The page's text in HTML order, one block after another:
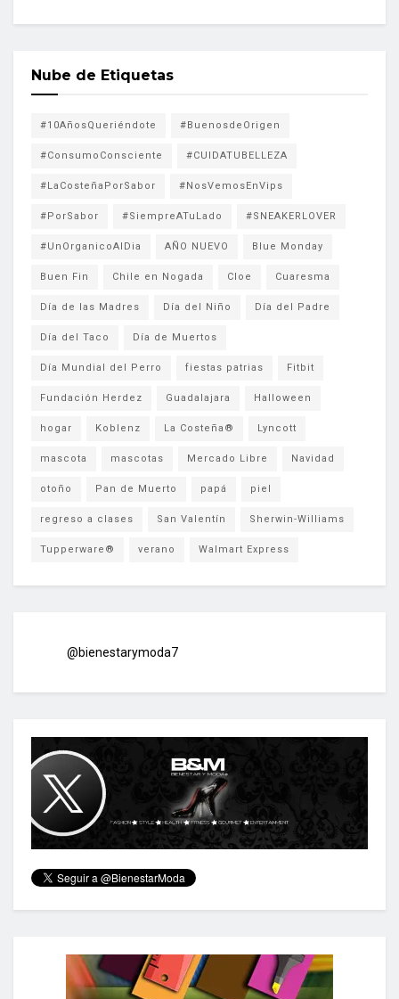
Nube de Etiquetas
#10AñosQueriéndote #BuenosdeOrigen
#ConsumoConsciente #CUIDATUBELLEZA
#LaCosteñaPorSabor #NosVemosEnVips
#PorSabor #SiempreATuLado #SNEAKERLOVER
#UnOrganicoAlDia AÑO NUEVO Blue Monday
Buen Fin Chile en Nogada Cloe Cuaresma
Día de las Madres Día del Niño Día del Padre
Día del Taco Día de Muertos
Día Mundial del Perro fiestas patrias Fitbit
Fundación Herdez Guadalajara Halloween
hogar Koblenz La Costeña® Lyncott
mascota mascotas Mercado Libre Navidad
otoño Pan de Muerto papá piel
regreso a clases San Valentín Sherwin-Williams
Tupperware® verano Walmart Express
@bienestarymoda7